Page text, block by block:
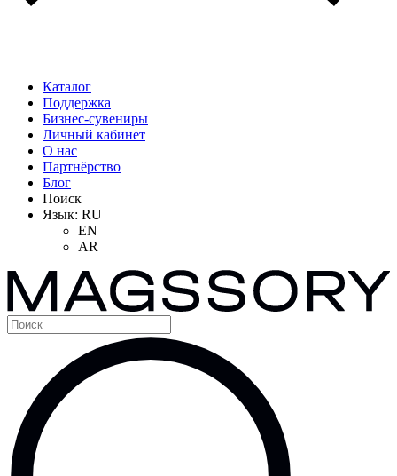
Каталог
Поддержка
Бизнес-сувениры
Личный кабинет
О нас
Партнёрство
Блог
Поиск
Язык: RU
EN
AR